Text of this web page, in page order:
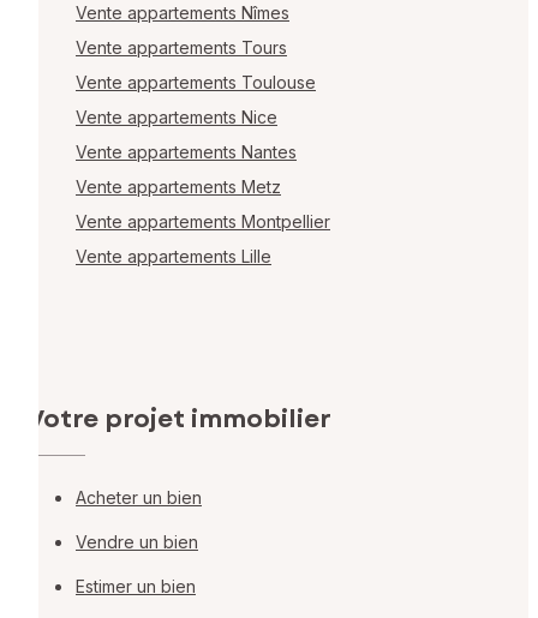
Vente appartements Nîmes
Vente appartements Tours
Vente appartements Toulouse
Vente appartements Nice
Vente appartements Nantes
Vente appartements Metz
Vente appartements Montpellier
Vente appartements Lille
Votre projet immobilier
Acheter un bien
Vendre un bien
Estimer un bien